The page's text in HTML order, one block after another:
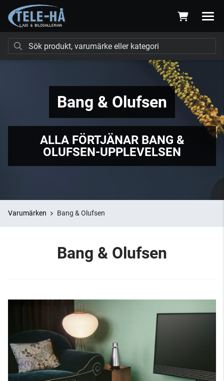
Bang & Olufsen
ALLA FÖRTJÄNAR BANG &
OLUFSEN-UPPLEVELSEN
Varumärken Bang & Olufsen
Bang & Olufsen